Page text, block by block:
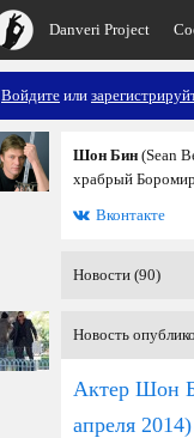
Danveri Project
Войдите или
Шон Бин (Sean
храбрый
Вконтакте
Новости (90)
Новость
Актер Шон
апреля 2014)